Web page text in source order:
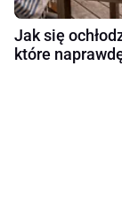
Jak się
które